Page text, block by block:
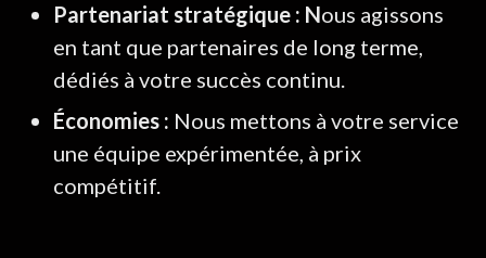
Partenariat stratégique : Nous agissons
en tant que partenaires de long terme,
dédiés à votre succès continu.
Économies : Nous mettons à votre service
une équipe expérimentée, à prix
compétitif.